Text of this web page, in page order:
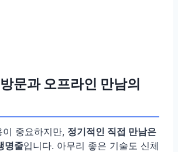
문과 오프라인 만남의
중요하지만, 정기적인 직접 만남은
명줄입니다. 아무리 좋은 기술도 신체